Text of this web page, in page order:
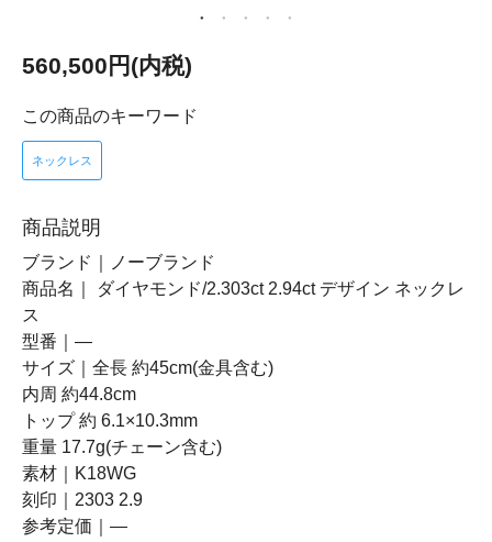
560,500円(内税)
この商品のキーワード
ネックレス
商品説明
ブランド｜ノーブランド
商品名｜ ダイヤモンド/2.303ct 2.94ct デザイン ネックレ
ス
型番｜―
サイズ｜全長 約45cm(金具含む)
内周 約44.8cm
トップ 約 6.1×10.3mm
重量 17.7g(チェーン含む)
素材｜K18WG
刻印｜2303 2.9
参考定価｜―